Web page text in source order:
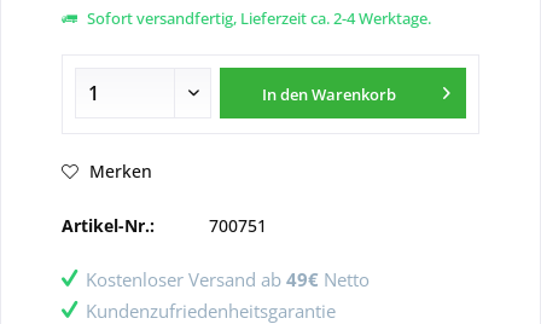
Sofort versandfertig, Lieferzeit ca. 2-4 Werktage.
In denWarenkorb
Merken
Artikel-Nr.: 700751
Kostenloser Versand ab 49€ Netto
Kundenzufriedenheitsgarantie